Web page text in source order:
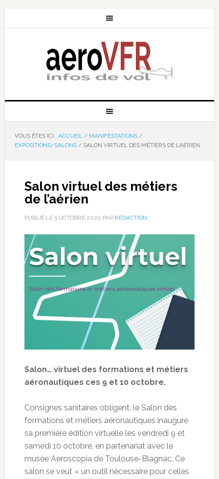
VOUS ÊTES ICI : ACCUEIL / MANIFESTATIONS /
EXPOSITIONS/SALONS /SALON VIRTUEL DES MÉTIERS DE L’AÉRIEN
Salon virtuel des métiers
de l’aérien
PUBLIÉ LE 5 OCTOBRE 2020 PAR RÉDACTION
Salon… virtuel des formations et métiers
aéronautiques ces 9 et 10 octobre.
Consignes sanitaires obligent, le Salon des
formations et métiers aéronautiques inaugure
sa première édition virtuelle les vendredi 9 et
samedi 10 octobre, en partenariat avec le
musée Aeroscopia de Toulouse-Blagnac. Ce
salon se veut « un outil nécessaire pour celles